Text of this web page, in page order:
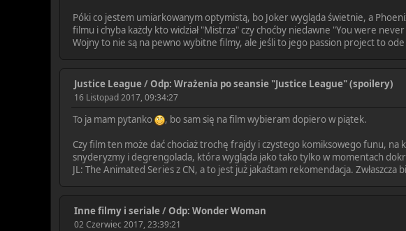
Póki co jestem umiarkowanym optymistą, bo Joker wygląda świetnie, a
filmu i chyba każdy kto widział "Mistrza" czy choćby niedawne "You were
Wojny to nie są na pewno wybitne filmy, ale jeśli to jego passion project to ode
Justice League/Odp: Wrażenia po seansie "Justice League" (spoilery)
16 Listopad 2017, 09:34:27
To ja mam pytanko
, bo sam się na film wybieram dopiero w piątek.
Czy film ten może dać chociaż trochę frajdy i czystego komiksowego funu,
snyderyzmy i degrengolada, która wygląda jako tako tylko w momentach
JL: The Animated Series z CN, a to jest już jakaśtam rekomendacja.
Inne filmy i seriale/Odp: Wonder Woman
02 Czerwiec 2017, 23:39:21